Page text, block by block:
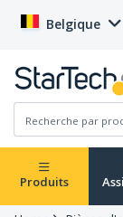
Belgique
Produits